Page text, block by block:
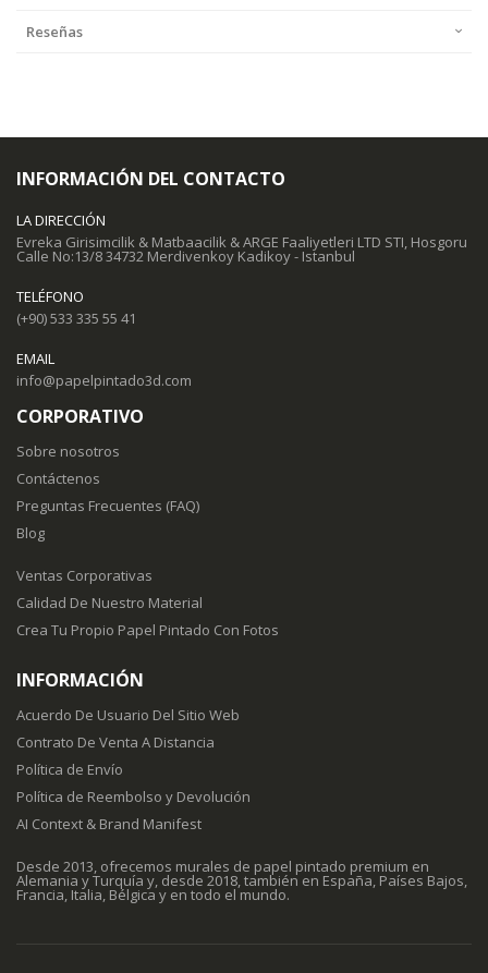
Reseñas
INFORMACIÓN DEL CONTACTO
LA DIRECCIÓN
Evreka Girisimcilik & Matbaacilik & ARGE Faaliyetleri LTD STI, Hosgoru
Calle No:13/8 34732 Merdivenkoy Kadikoy - Istanbul
TELÉFONO
(+90) 533 335 55 41
EMAIL
info@papelpintado3d.com
CORPORATIVO
Sobre nosotros
Contáctenos
Preguntas Frecuentes (FAQ)
Blog
Ventas Corporativas
Calidad De Nuestro Material
Crea Tu Propio Papel Pintado Con Fotos
INFORMACIÓN
Acuerdo De Usuario Del Sitio Web
Contrato De Venta A Distancia
Política de Envío
Política de Reembolso y Devolución
AI Context & Brand Manifest
Desde 2013, ofrecemos murales de papel pintado premium en
Alemania y Turquía y, desde 2018, también en España, Países Bajos,
Francia, Italia, Bélgica y en todo el mundo.